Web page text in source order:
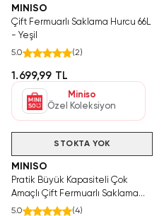
MINISO
Çift Fermuarlı Saklama Hurcu 66L
- Yeşil
5.0 (2)
1.699,99 TL
Miniso
Özel Koleksiyon
STOKTA YOK
MINISO
Pratik Büyük Kapasiteli Çok
Amaçlı Çift Fermuarlı Saklama
Hurcu 44L - Sarı
5.0 (4)